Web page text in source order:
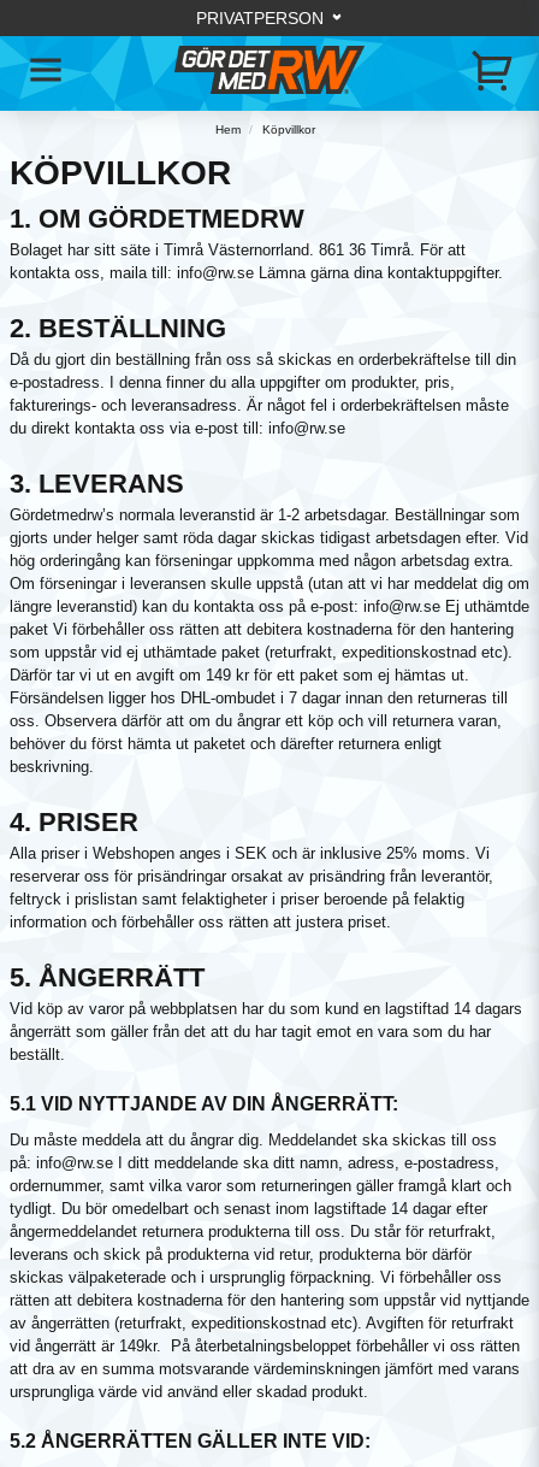
Hem Köpvillkor
KÖPVILLKOR
1. OM GÖRDETMEDRW
Bolaget har sitt säte i Timrå Västernorrland. 861 36 Timrå. För att
kontakta oss, maila till: info@rw.se Lämna gärna dina kontaktuppgifter.
2. BESTÄLLNING
Då du gjort din beställning från oss så skickas en orderbekräftelse till din
e-postadress. I denna finner du alla uppgifter om produkter, pris,
fakturerings- och leveransadress. Är något fel i orderbekräftelsen måste
du direkt kontakta oss via e-post till: info@rw.se
3. LEVERANS
Gördetmedrw’s normala leveranstid är 1-2 arbetsdagar. Beställningar som
gjorts under helger samt röda dagar skickas tidigast arbetsdagen efter. Vid
hög orderingång kan förseningar uppkomma med någon arbetsdag extra.
Om förseningar i leveransen skulle uppstå (utan att vi har meddelat dig om
längre leveranstid) kan du kontakta oss på e-post: info@rw.se Ej uthämtde
paket Vi förbehåller oss rätten att debitera kostnaderna för den hantering
som uppstår vid ej uthämtade paket (returfrakt, expeditionskostnad etc).
Därför tar vi ut en avgift om 149 kr för ett paket som ej hämtas ut.
Försändelsen ligger hos DHL-ombudet i 7 dagar innan den returneras till
oss. Observera därför att om du ångrar ett köp och vill returnera varan,
behöver du först hämta ut paketet och därefter returnera enligt
beskrivning.
4. PRISER
Alla priser i Webshopen anges i SEK och är inklusive 25% moms. Vi
reserverar oss för prisändringar orsakat av prisändring från leverantör,
feltryck i prislistan samt felaktigheter i priser beroende på felaktig
information och förbehåller oss rätten att justera priset.
5. ÅNGERRÄTT
Vid köp av varor på webbplatsen har du som kund en lagstiftad 14 dagars
ångerrätt som gäller från det att du har tagit emot en vara som du har
beställt.
5.1 VID NYTTJANDE AV DIN ÅNGERRÄTT:
Du måste meddela att du ångrar dig. Meddelandet ska skickas till oss
på: info@rw.se I ditt meddelande ska ditt namn, adress, e-postadress,
ordernummer, samt vilka varor som returneringen gäller framgå klart och
tydligt. Du bör omedelbart och senast inom lagstiftade 14 dagar efter
ångermeddelandet returnera produkterna till oss. Du står för returfrakt,
leverans och skick på produkterna vid retur, produkterna bör därför
skickas välpaketerade och i ursprunglig förpackning. Vi förbehåller oss
rätten att debitera kostnaderna för den hantering som uppstår vid nyttjande
av ångerrätten (returfrakt, expeditionskostnad etc). Avgiften för returfrakt
vid ångerrätt är 149kr. På återbetalningsbeloppet förbehåller vi oss rätten
att dra av en summa motsvarande värdeminskningen jämfört med varans
ursprungliga värde vid använd eller skadad produkt.
5.2 ÅNGERRÄTTEN GÄLLER INTE VID: